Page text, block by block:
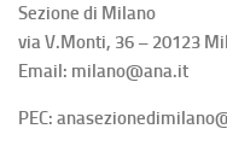
Sezione di Milano
via V.Monti, 36 – 20123
Email: milano@ana.it
PEC: